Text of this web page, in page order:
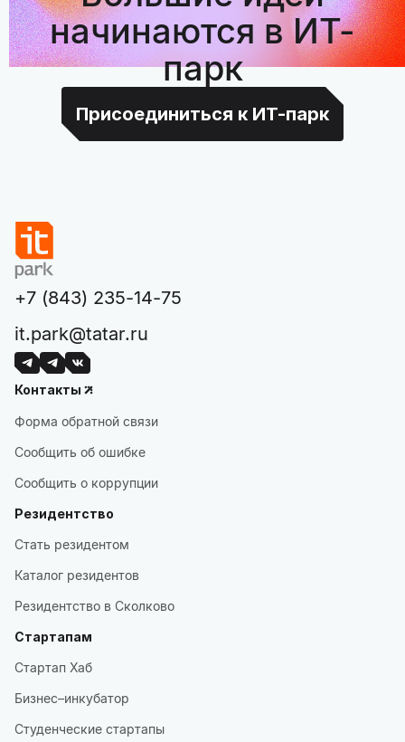
начинаются в ИТ-
парк
Присоединиться к ИТ-парк
+7 (843) 235-14-75
it.park@tatar.ru
Контакты
Форма обратной связи
Сообщить об ошибке
Сообщить о коррупции
Резидентство
Стать резидентом
Каталог резидентов
Резидентство в Сколково
Стартапам
Стартап Хаб
Бизнес–инкубатор
Студенческие стартапы